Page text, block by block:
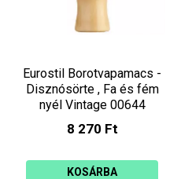
Eurostil Borotvapamacs -
Disznósörte , Fa és fém
nyél Vintage 00644
8 270 Ft
KOSÁRBA